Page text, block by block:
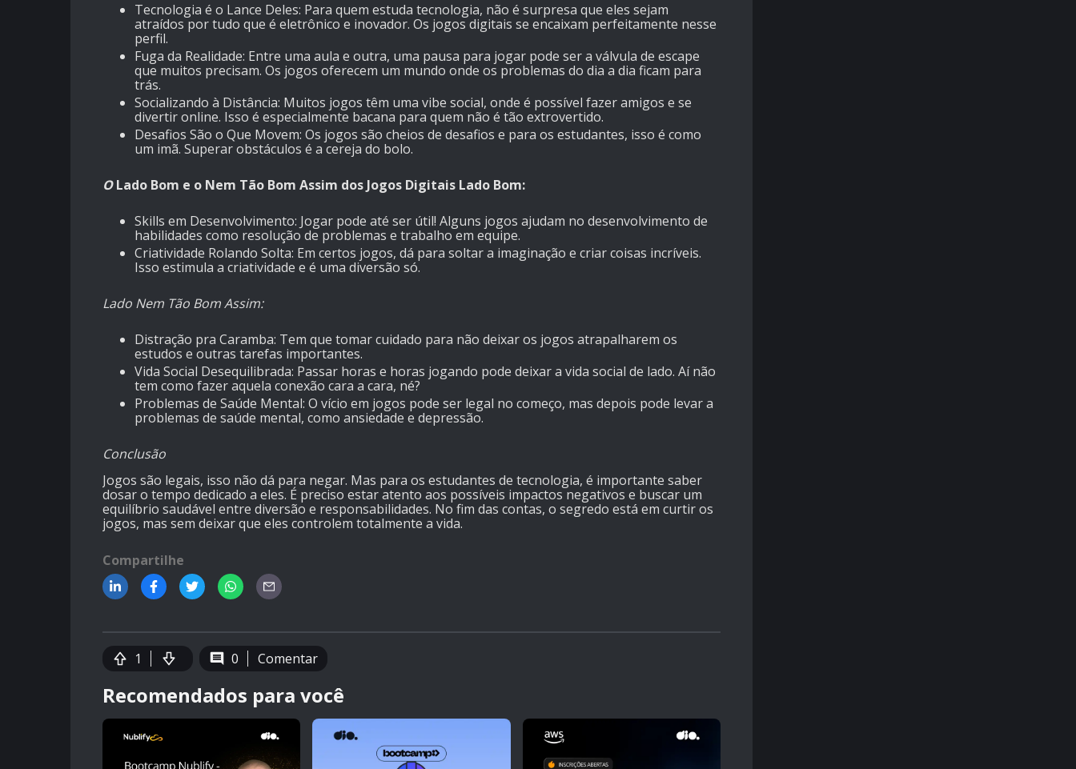
Tecnologia é o Lance Deles: Para quem estuda tecnologia, não é surpresa que eles sejam
atraídos por tudo que é eletrônico e inovador. Os jogos digitais se encaixam perfeitamente nesse
perfil.
Fuga da Realidade: Entre uma aula e outra, uma pausa para jogar pode ser a válvula de escape
que muitos precisam. Os jogos oferecem um mundo onde os problemas do dia a dia ficam para
trás.
Socializando à Distância: Muitos jogos têm uma vibe social, onde é possível fazer amigos e se
divertir online. Isso é especialmente bacana para quem não é tão extrovertido.
Desafios São o Que Movem: Os jogos são cheios de desafios e para os estudantes, isso é como
um imã. Superar obstáculos é a cereja do bolo.
OLado Bom e o Nem Tão Bom Assim dos Jogos Digitais Lado Bom:
Skills em Desenvolvimento: Jogar pode até ser útil! Alguns jogos ajudam no desenvolvimento de
habilidades como resolução de problemas e trabalho em equipe.
Criatividade Rolando Solta: Em certos jogos, dá para soltar a imaginação e criar coisas incríveis.
Isso estimula a criatividade e é uma diversão só.
Lado Nem Tão Bom Assim:
Distração pra Caramba: Tem que tomar cuidado para não deixar os jogos atrapalharem os
estudos e outras tarefas importantes.
Vida Social Desequilibrada: Passar horas e horas jogando pode deixar a vida social de lado. Aí não
tem como fazer aquela conexão cara a cara, né?
Problemas de Saúde Mental: O vício em jogos pode ser legal no começo, mas depois pode levar a
problemas de saúde mental, como ansiedade e depressão.
Conclusão
Jogos são legais, isso não dá para negar. Mas para os estudantes de tecnologia, é importante saber
dosar o tempo dedicado a eles. É preciso estar atento aos possíveis impactos negativos e buscar um
equilíbrio saudável entre diversão e responsabilidades. No fim das contas, o segredo está em curtir os
jogos, mas sem deixar que eles controlem totalmente a vida.
Compartilhe
1 0 Comentar
Recomendados para você